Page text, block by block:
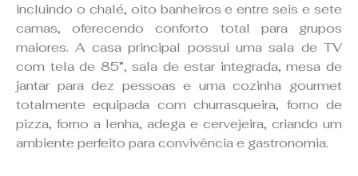
incluindo o chalé, oito banheiros e entre seis e sete
camas, oferecendo conforto total para grupos
maiores. A casa principal possui uma sala de TV
com tela de 85”, sala de estar integrada, mesa de
jantar para dez pessoas e uma cozinha gourmet
totalmente equipada com churrasqueira, forno de
pizza, forno a lenha, adega e cervejeira, criando um
ambiente perfeito para convivência e gastronomia.